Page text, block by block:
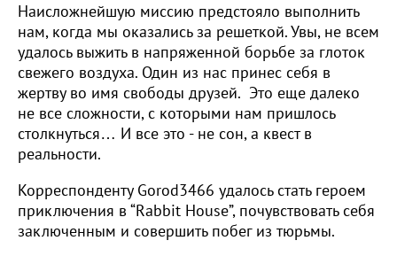
Наисложнейшую миссию предстояло выполнить
нам, когда мы оказались за решеткой. Увы, не всем
удалось выжить в напряженной борьбе за глоток
свежего воздуха. Один из нас принес себя в
жертву во имя свободы друзей. Это еще далеко
не все сложности, с которыми нам пришлось
столкнуться… И все это - не сон, а квест в
реальности.
Корреспонденту Gorod3466 удалось стать героем
приключения в “Rabbit House”, почувствовать себя
заключенным и совершить побег из тюрьмы.